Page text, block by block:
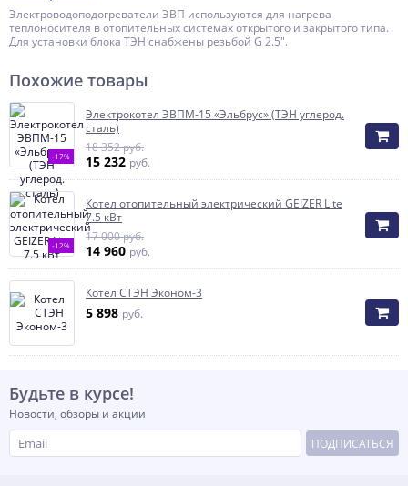
Электроводоподогреватели ЭВП используются для нагрева
теплоносителя в отопительных системах открытого и закрытого типа.
Для установки блока ТЭН снабжены резьбой G 2.5".
Похожие товары
-17%
Электрокотел ЭВПМ-15 «Эльбрус» (ТЭН углерод.
сталь)
18 352 руб.
15 232 руб.
-12%
Котел отопительный электрический GEIZER Lite
7.5 кВт
17 000 руб.
14 960 руб.
Котел СТЭН Эконом-3
5 898 руб.
Будьте в курсе!
Новости, обзоры и акции
ПОДПИСАТЬСЯ